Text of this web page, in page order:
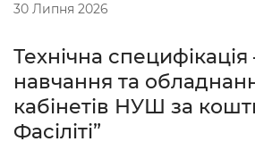
30 Липня 2026
Технічна
навчання та
кабінетів НУШ за
Фасіліті”